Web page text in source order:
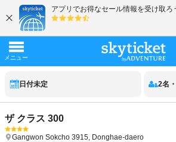
日付未定 2名 ・
ザ クラス 300
Gangwon Sokcho 3915, Donghae-daero